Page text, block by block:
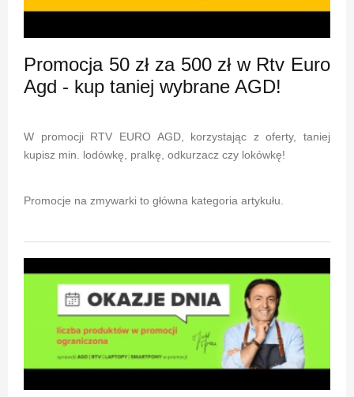
Promocja 50 zł za 500 zł w Rtv Euro
Agd - kup taniej wybrane AGD!
W promocji RTV EURO AGD, korzystając z oferty, taniej
kupisz min. lodówkę, pralkę, odkurzacz czy lokówkę!
Promocje na zmywarki to główna kategoria artykułu.